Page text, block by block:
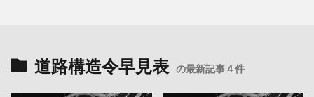
道路構造令早見表 の最新記事４件